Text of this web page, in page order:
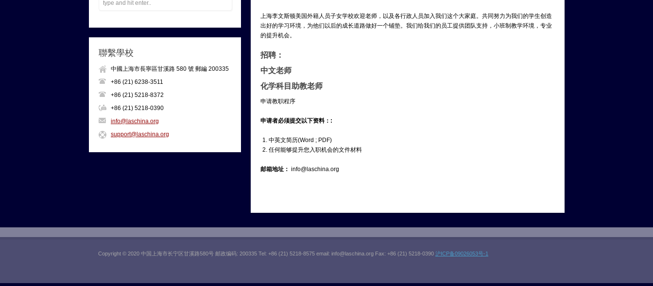
上海李文斯顿美国外籍人员子女学校欢迎老师，以及各行政人员加入我们这个大家庭。共同努力为我们的学生创造
出好的学习环境，为他们以后的成长道路做好一个铺垫。我们给我们的员工提供团队支持，小班制教学环境，专业
的提升机会。
招聘：
中文老师
化学科目助教老师
申请教职程序
申请者必须提交以下资料：:
中英文简历(Word ; PDF)
任何能够提升您入职机会的文件材料
邮箱地址： info@laschina.org
聯繫學校
中國上海市長寧區甘溪路 580 號 郵編 200335
+86 (21) 6238-3511
+86 (21) 5218-8372
+86 (21) 5218-0390
info@laschina.org
support@laschina.org
Copyright © 2020 中国上海市长宁区甘溪路580号 邮政编码: 200335 Tel: +86 (21) 5218-8575 email: info@laschina.org Fax: +86 (21) 5218-0390 沪ICP备09026053号-1